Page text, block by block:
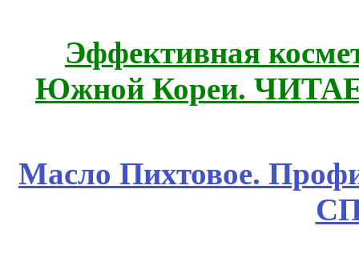
Эффективная
Южной Кореи.
Масло Пихтовое.